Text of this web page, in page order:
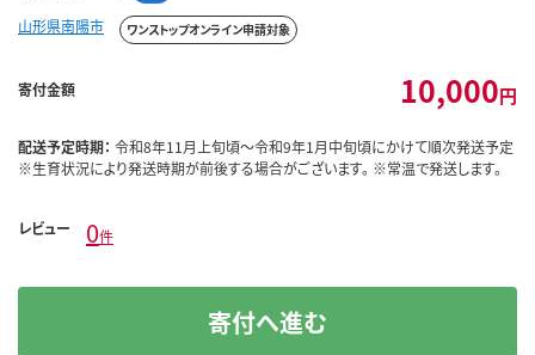
山形県南陽市 ワンストップオンライン申請対象
寄付金額 10,000円
配送予定時期： 令和8年11月上旬頃～令和9年1月中旬頃にかけて順次発送予定
※生育状況により発送時期が前後する場合がございます。 ※常温で発送します。
レビュー 0件
寄付へ進む